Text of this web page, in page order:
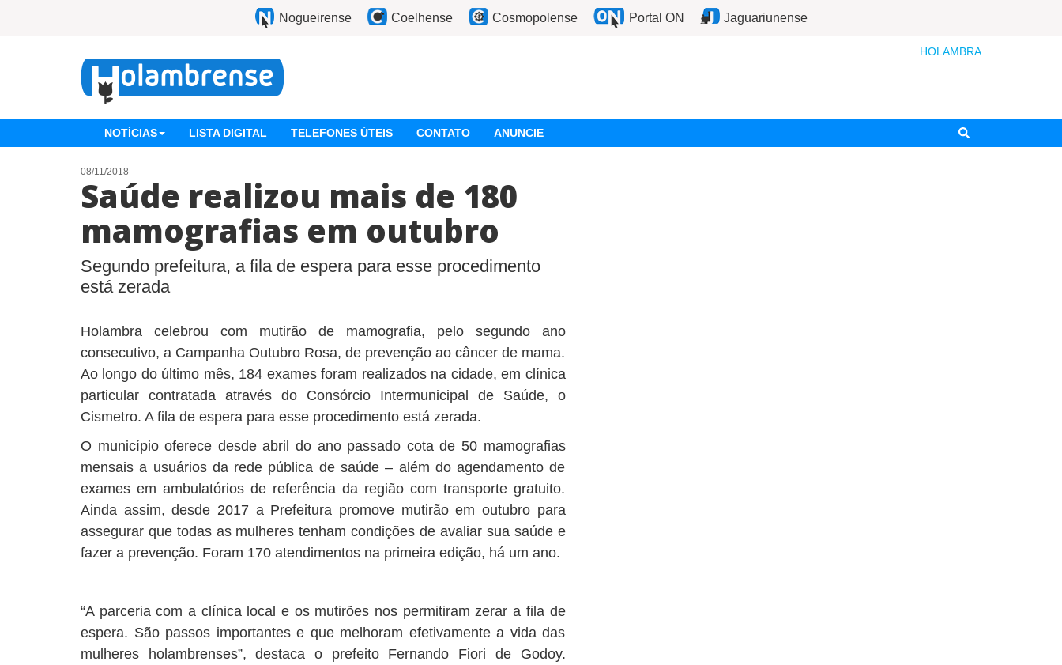
Nogueirense Coelhense Cosmopolense Portal ON Jaguariunense
HOLAMBRA
NOTÍCIAS LISTA DIGITAL TELEFONES ÚTEIS CONTATO ANUNCIE
08/11/2018
Saúde realizou mais de 180
mamografias em outubro
Segundo prefeitura, a fila de espera para esse procedimento
está zerada
Holambra celebrou com mutirão de mamografia, pelo segundo ano
consecutivo, a Campanha Outubro Rosa, de prevenção ao câncer de mama.
Ao longo do último mês, 184 exames foram realizados na cidade, em clínica
particular contratada através do Consórcio Intermunicipal de Saúde, o
Cismetro. A fila de espera para esse procedimento está zerada.
O município oferece desde abril do ano passado cota de 50 mamografias
mensais a usuários da rede pública de saúde – além do agendamento de
exames em ambulatórios de referência da região com transporte gratuito.
Ainda assim, desde 2017 a Prefeitura promove mutirão em outubro para
assegurar que todas as mulheres tenham condições de avaliar sua saúde e
fazer a prevenção. Foram 170 atendimentos na primeira edição, há um ano.
“A parceria com a clínica local e os mutirões nos permitiram zerar a fila de
espera. São passos importantes e que melhoram efetivamente a vida das
mulheres holambrenses”, destaca o prefeito Fernando Fiori de Godoy.